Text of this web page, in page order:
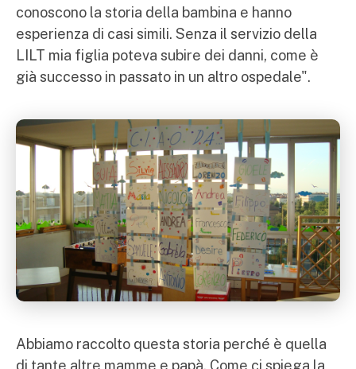
conoscono la storia della bambina e hanno
esperienza di casi simili. Senza il servizio della
LILT mia figlia poteva subire dei danni, come è
già successo in passato in un altro ospedale".
Abbiamo raccolto questa storia perché è quella
di tante altre mamme e papà. Come ci spiega la